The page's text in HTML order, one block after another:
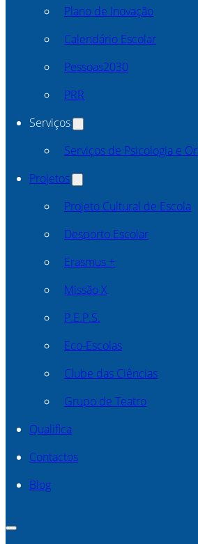
Plano de Inovação
Calendário Escolar
Pessoas2030
PRR
Serviços
Serviços de Psicologia e
Projetos
Projeto Cultural de Escola
Desporto Escolar
Erasmus +
Missão X
P.E.P.S.
Eco-Escolas
Clube das Ciências
Grupo de Teatro
Qualifica
Contactos
Blog